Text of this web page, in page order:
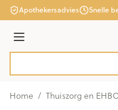
Ga naar de inhoud
Apothekersadvies Snelle
Menu
Home / Thuiszorg en